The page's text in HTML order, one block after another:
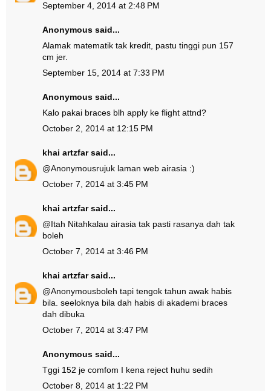
September 4, 2014 at 2:48 PM
Anonymous said...
Alamak matematik tak kredit, pastu tinggi pun 157
cm jer.
September 15, 2014 at 7:33 PM
Anonymous said...
Kalo pakai braces blh apply ke flight attnd?
October 2, 2014 at 12:15 PM
khai artzfarsaid...
@Anonymousrujuk laman web airasia :)
October 7, 2014 at 3:45 PM
khai artzfarsaid...
@Itah Nitahkalau airasia tak pasti rasanya dah tak
boleh
October 7, 2014 at 3:46 PM
khai artzfarsaid...
@Anonymousboleh tapi tengok tahun awak habis
bila. seeloknya bila dah habis di akademi braces
dah dibuka
October 7, 2014 at 3:47 PM
Anonymous said...
Tggi 152 je comfom I kena reject huhu sedih
October 8, 2014 at 1:22 PM